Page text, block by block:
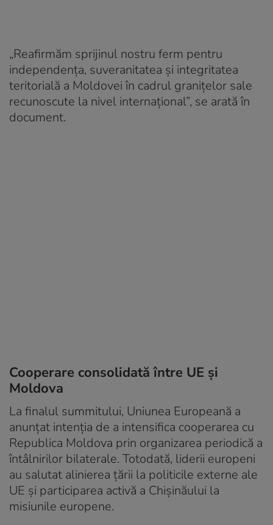
„Reafirmăm sprijinul nostru ferm pentru
independența, suveranitatea și integritatea
teritorială a Moldovei în cadrul granițelor sale
recunoscute la nivel internațional”, se arată în
document.
Cooperare consolidată între UE și
Moldova
La finalul summitului, Uniunea Europeană a
anunțat intenția de a intensifica cooperarea cu
Republica Moldova prin organizarea periodică a
întâlnirilor bilaterale. Totodată, liderii europeni
au salutat alinierea țării la politicile externe ale
UE și participarea activă a Chișinăului la
misiunile europene.